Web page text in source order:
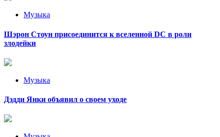
Музыка
Шэрон Стоун присоединится к вселенной DC в роли
злодейки
Музыка
Дэдди Янки объявил о своем уходе